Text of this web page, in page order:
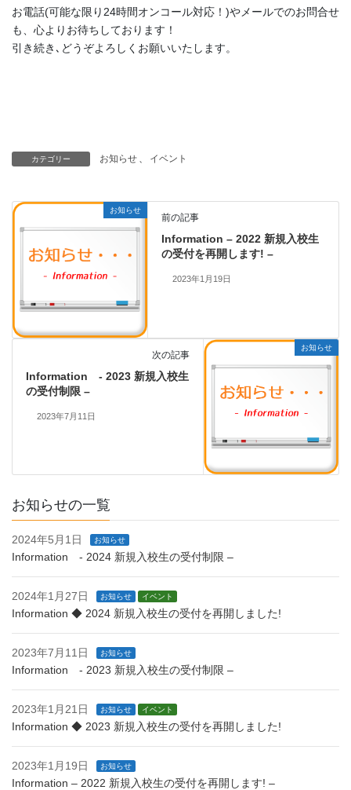
お電話(可能な限り24時間オンコール対応！)やメールでのお問合せ
も、心よりお待ちしております！
引き続き､どうぞよろしくお願いいたします。
カテゴリー お知らせ 、 イベント
お知らせ
前の記事
Information – 2022 新規入校生
の受付を再開します! –
2023年1月19日
お知らせ
次の記事
Information - 2023 新規入校生
の受付制限 –
2023年7月11日
お知らせの一覧
2024年5月1日 お知らせ
Information - 2024 新規入校生の受付制限 –
2024年1月27日 お知らせ イベント
Information ◆ 2024 新規入校生の受付を再開しました!
2023年7月11日 お知らせ
Information - 2023 新規入校生の受付制限 –
2023年1月21日 お知らせ イベント
Information ◆ 2023 新規入校生の受付を再開しました!
2023年1月19日 お知らせ
Information – 2022 新規入校生の受付を再開します! –